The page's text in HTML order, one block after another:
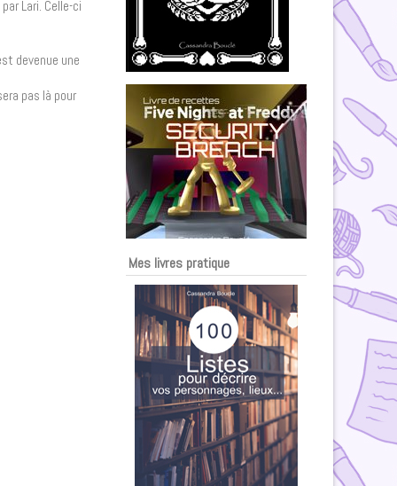
Lari. Celle-ci
devenue une
pas là pour
Mes livres pratique